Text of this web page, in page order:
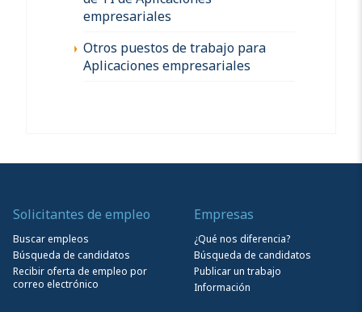
empresariales
Otros puestos de trabajo para
Aplicaciones empresariales
Solicitantes de empleo
Buscar empleos
Búsqueda de candidatos
Recibir oferta de empleo por
correo electrónico
Empresas
¿Qué nos diferencia?
Búsqueda de candidatos
Publicar un trabajo
Información